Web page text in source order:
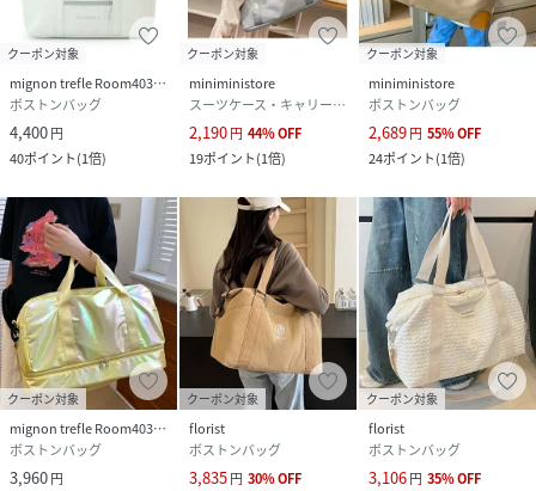
クーポン対象
mignon trefle Room403 selected
ボストンバッグ
4,400円
40ポイント(1倍)
クーポン対象
miniministore
スーツケース・キャリーバッグ
2,190円 44%OFF
19ポイント(1倍)
クーポン対象
miniministore
ボストンバッグ
2,689円 55%OFF
24ポイント(1倍)
クーポン対象
mignon trefle Room403 selected
ボストンバッグ
3,960円
クーポン対象
florist
ボストンバッグ
3,835円 30%OFF
クーポン対象
florist
ボストンバッグ
3,106円 35%OFF